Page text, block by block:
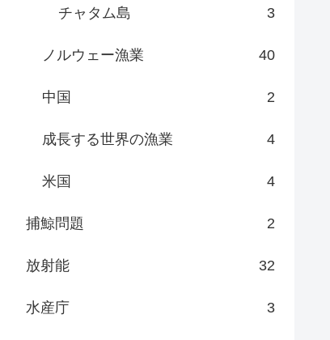
チャタム島 3
ノルウェー漁業 40
中国 2
成長する世界の漁業 4
米国 4
捕鯨問題 2
放射能 32
水産庁 3